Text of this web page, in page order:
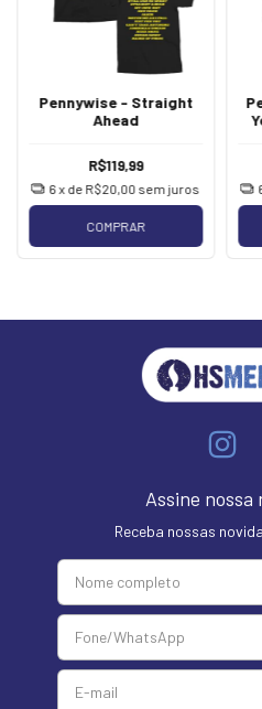
Pennywise - Straight
Ahead
R$119,99
6x de R$20,00 sem juros
COMPRAR
Assine
Receba nossas